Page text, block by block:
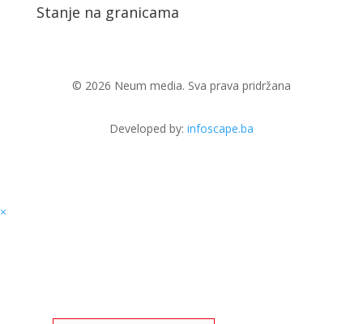
Stanje na granicama
© 2026 Neum media. Sva prava pridržana
Developed by: infoscape.ba
×